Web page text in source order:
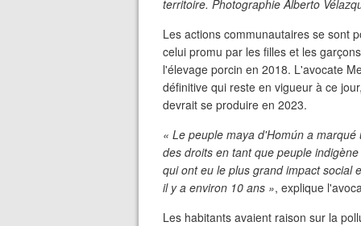
territoire. Photographie Alberto
Les actions communautaires se sont
celui promu par les filles et les
l'élevage porcin en 2018. L'avocate
définitive qui reste en vigueur à ce
devrait se produire en 2023.
« Le peuple maya d'Homún a
des droits en tant que peuple
qui ont eu le plus grand impact social
il y a environ 10 ans », explique
Les habitants avaient raison sur la